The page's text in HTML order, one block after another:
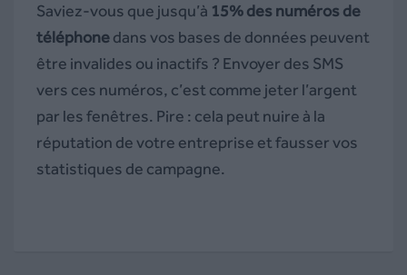
Saviez-vous que jusqu’à 15% des numéros de
téléphonedans vos bases de données peuvent
être invalides ou inactifs ? Envoyer des SMS
vers ces numéros, c’est comme jeter l’argent
par les fenêtres. Pire : cela peut nuire à la
réputation de votre entreprise et fausser vos
statistiques de campagne.